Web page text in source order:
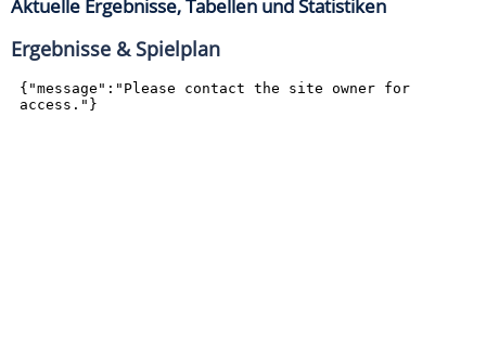
Aktuelle Ergebnisse, Tabellen und Statistiken
Ergebnisse & Spielplan